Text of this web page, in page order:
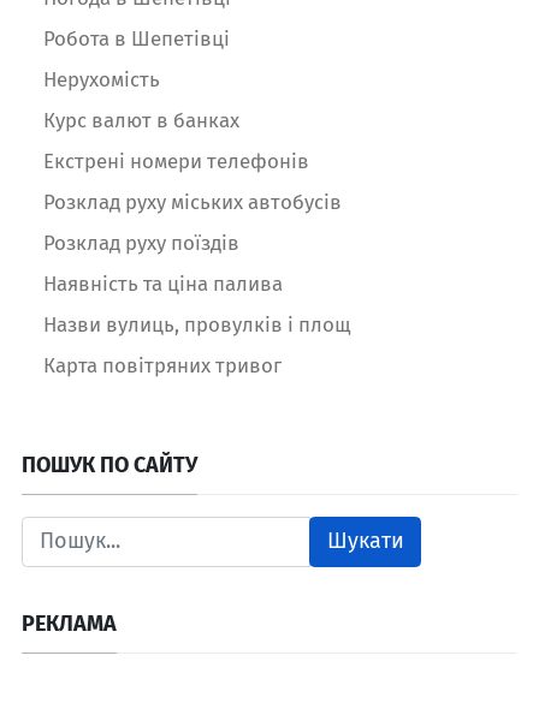
Робота в Шепетівці
Нерухомість
Курс валют в банках
Екстрені номери телефонів
Розклад руху міських автобусів
Розклад руху поїздів
Наявність та ціна палива
Назви вулиць, провулків і площ
Карта повітряних тривог
ПОШУК ПО САЙТУ
Шукати
РЕКЛАМА